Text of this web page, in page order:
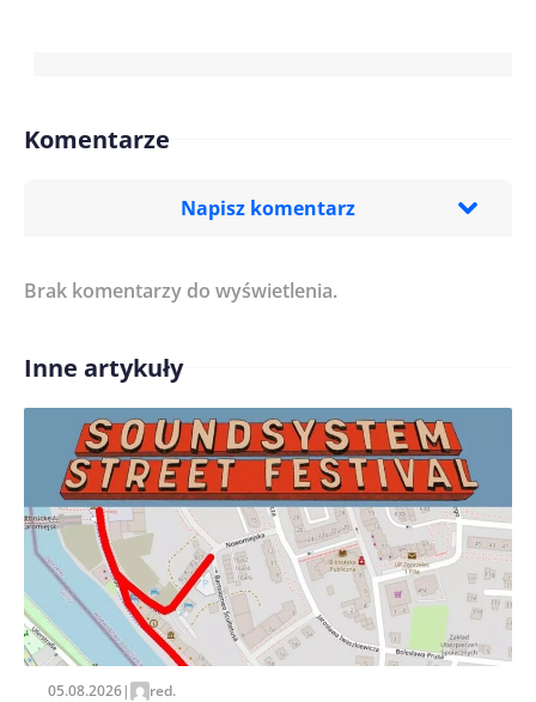
Komentarze
Napisz komentarz
Treść komentarza*
Imię/ Nick*
Zapamiętaj moje dane w tej przeglądarce podczas
pisania kolejnych komentarzy.
Brak komentarzy do wyświetlenia.
Inne artykuły
05.08.2026| red.